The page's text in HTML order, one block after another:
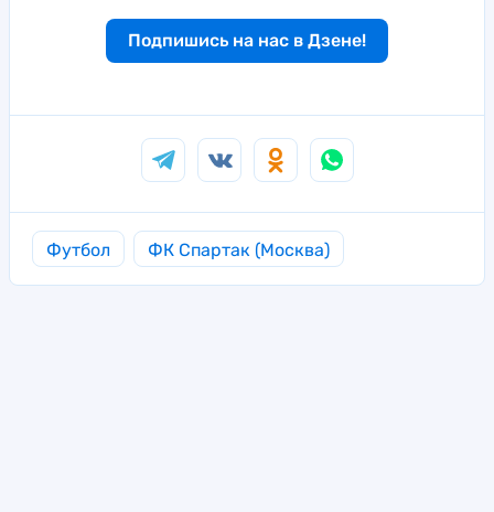
Подпишись на нас в Дзене!
Футбол ФК Спартак (Москва)